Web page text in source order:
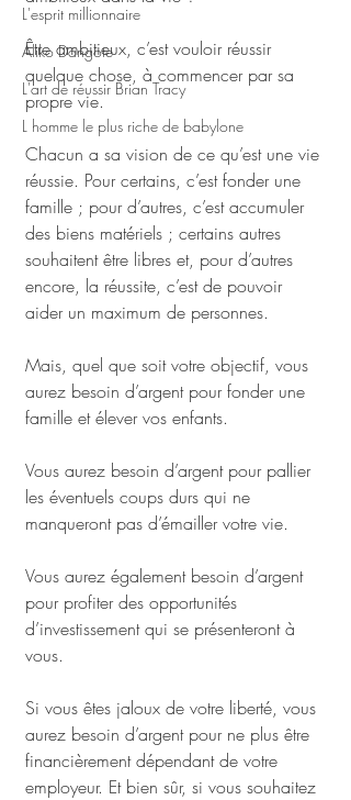
L'esprit millionnaire
Aliko Dangote
L'art de réussir Brian Tracy
L homme le plus riche de babylone
Être ambitieux, c’est vouloir réussir
quelque chose, à commencer par sa
propre vie.
Chacun a sa vision de ce qu’est une vie
réussie. Pour certains, c’est fonder une
famille ; pour d’autres, c’est accumuler
des biens matériels ; certains autres
souhaitent être libres et, pour d’autres
encore, la réussite, c’est de pouvoir
aider un maximum de personnes.
Mais, quel que soit votre objectif, vous
aurez besoin d’argent pour fonder une
famille et élever vos enfants.
Vous aurez besoin d’argent pour pallier
les éventuels coups durs qui ne
manqueront pas d’émailler votre vie.
Vous aurez également besoin d’argent
pour profiter des opportunités
d’investissement qui se présenteront à
vous.
Si vous êtes jaloux de votre liberté, vous
aurez besoin d’argent pour ne plus être
financièrement dépendant de votre
employeur. Et bien sûr, si vous souhaitez